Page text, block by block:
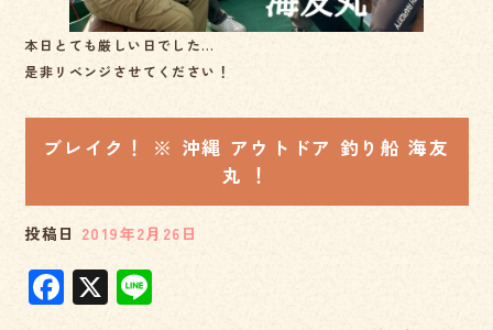
本日とても厳しい日でした…
是非リベンジさせてください！
ブレイク！ ※ 沖縄 アウトドア 釣り船 海友
丸 ！
投稿日 2019年2月26日
F X